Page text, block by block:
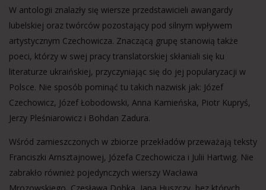
W antologii znalazły się wiersze przedstawicieli awangardy
lubelskiej oraz twórców pozostający pod silnym wpływem
artystycznym Czechowicza. Znaczącą grupę stanowią także
poeci, którzy w swej pracy translatorskiej skłaniali się ku
literaturze ukraińskiej, przyczyniając się do jej popularyzacji w
Polsce. Nie sposób pominąć tu takich nazwisk jak: Józef
Czechowicz, Józef Łobodowski, Anna Kamieńska, Piotr Kupryś,
Jerzy Pleśniarowicz i Bohdan Zadura.
Wśród zamieszczonych w zbiorze przekładów przeważają teksty
Franciszki Arnsztajnowej, Józefa Czechowicza i Julii Hartwig. Nie
zabrakło również pojedynczych wierszy Wacława